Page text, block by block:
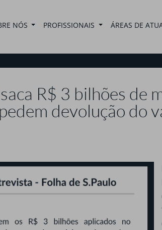
NÓS PROFISSIONAIS ÁREAS DE
R$ 3 bilhões de
devolução do